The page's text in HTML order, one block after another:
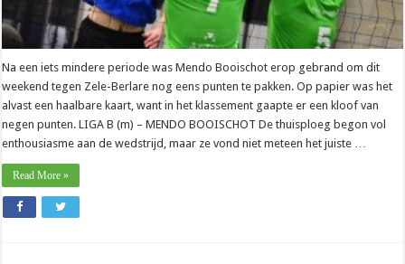
Na een iets mindere periode was Mendo Booischot erop gebrand om dit
weekend tegen Zele-Berlare nog eens punten te pakken. Op papier was het
alvast een haalbare kaart, want in het klassement gaapte er een kloof van
negen punten. LIGA B (m) – MENDO BOOISCHOT De thuisploeg begon vol
enthousiasme aan de wedstrijd, maar ze vond niet meteen het juiste …
Read More »